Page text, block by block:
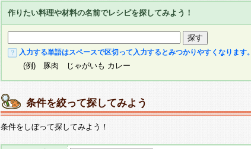
作りたい料理や材料の名前でレシピを探してみよう！
入力する単語はスペースで区切って入力するとみつかりやすくなります。
(例) 豚肉 じゃがいも カレー
条件を絞って探してみよう
条件をしぼって探してみよう！